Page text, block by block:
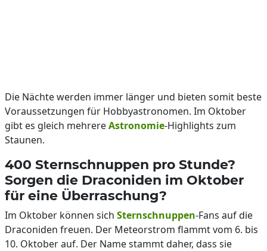
Die Nächte werden immer länger und bieten somit beste
Voraussetzungen für Hobbyastronomen. Im Oktober
gibt es gleich mehrereAstronomie-Highlights zum
Staunen.
400 Sternschnuppen pro Stunde?
Sorgen die Draconiden im Oktober
für eine Überraschung?
Im Oktober können sich Sternschnuppen-Fans auf die
Draconiden freuen. Der Meteorstrom flammt vom 6. bis
10. Oktober auf. Der Name stammt daher, dass sie